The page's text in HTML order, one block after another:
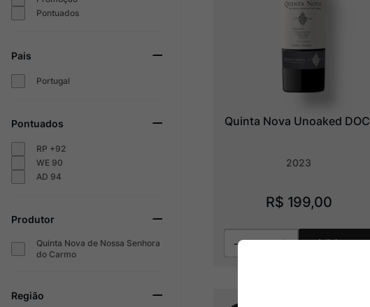
Pontuados
Pais
Portugal
Pontuados
RP +92
WE 90
AD 94
Produtor
Quinta Nova de Nossa Senhora
do Carmo
Região
Quinta Nova Unoaked DOC
2023
R$ 199,00
Adicionar